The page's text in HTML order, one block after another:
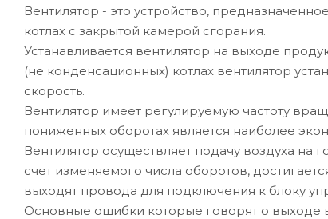
Вентилятор - это устройство,
котлах с закрытой камерой сгорания.
Устанавливается вентилятор на выходе
(не конденсационных) котлах вентилятор
скорость.
Вентилятор имеет регулируемую частоту
пониженных оборотах является наиболее
Вентилятор осуществляет подачу воздуха на
счет изменяемого числа оборотов,
выходят провода для подключения к блоку
Основные ошибки которые говорят о выходе